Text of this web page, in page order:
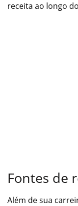
receita ao longo
Fontes de
Além de sua